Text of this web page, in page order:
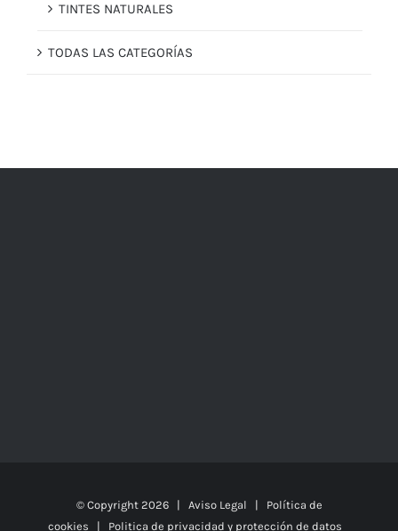
TINTES NATURALES
TODAS LAS CATEGORÍAS
© Copyright 2026 | Aviso Legal | Política de
cookies | Politica de privacidad y protección de datos